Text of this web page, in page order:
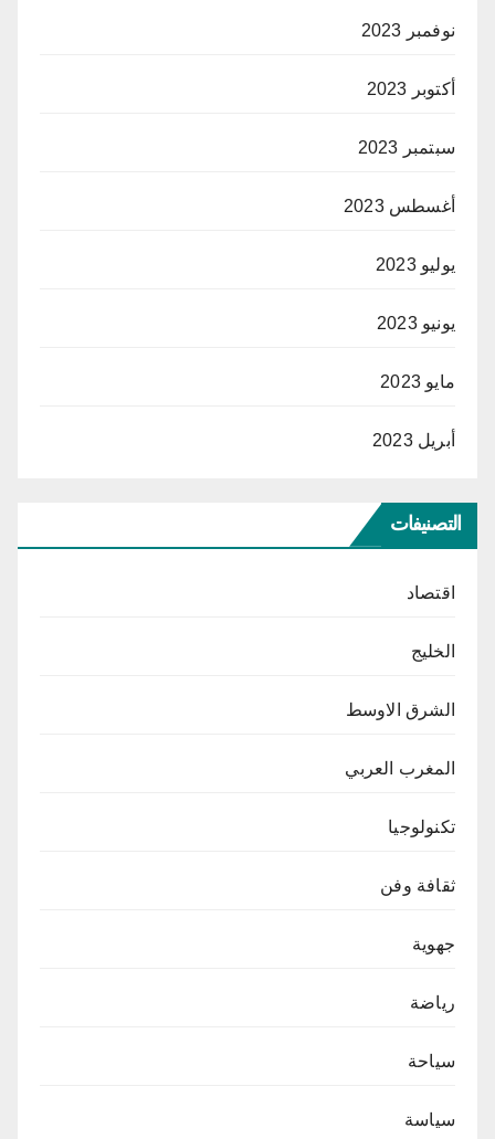
نوفمبر 2023
أكتوبر 2023
سبتمبر 2023
أغسطس 2023
يوليو 2023
يونيو 2023
مايو 2023
أبريل 2023
التصنيفات
اقتصاد
الخليج
الشرق الاوسط
المغرب العربي
تكنولوجيا
ثقافة وفن
جهوية
رياضة
سياحة
سياسة